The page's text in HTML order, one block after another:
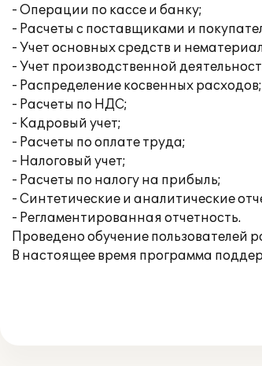
- Операции по кассе и банку;
- Расчеты с поставщиками и
- Учет основных средств и
- Учет производственной
- Распределение косвенных расходов;
- Расчеты по НДС;
- Кадровый учет;
- Расчеты по оплате труда;
- Налоговый учет;
- Расчеты по налогу на прибыль;
- Синтетические и аналитические
- Регламентированная отчетность.
Проведено обучение пользователей
В настоящее время программа